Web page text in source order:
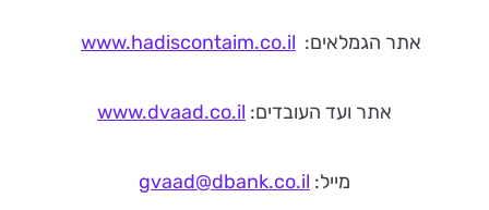
אתר הגמלאים: www.hadiscontaim.co.il
אתר ועד העובדים: www.dvaad.co.il
מייל: gvaad@dbank.co.il